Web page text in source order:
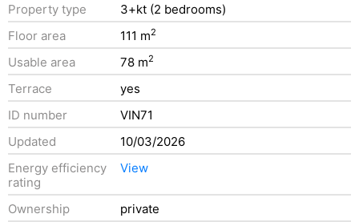
Property type
3+kt (2 bedrooms)
Floor area
111 m2
Usable area 78 m2
Terrace
yes
ID number
VIN71
Updated
10/03/2026
Energy efficiency
rating
View
Ownership
private